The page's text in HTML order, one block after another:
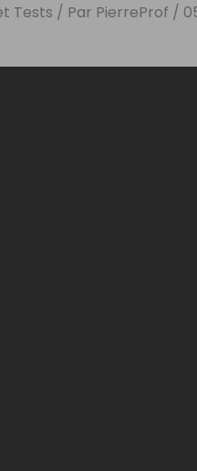
Tests / Par PierreProf /